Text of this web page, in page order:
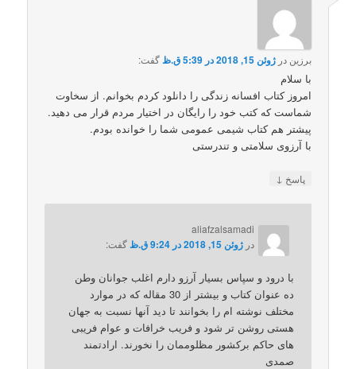
برزین درژوئن 15, 2018 در 5:39 ق.ظ گفت:
با سلام
امروز کتاب افسانه زندگی را دانلود کردم بخوانم. از سخاوت
شماست که کتب خود را رایگان در اختیار مردم قرار می دهید.
پیشتر هم کتاب شیمی عمومی شما را خوانده بودم.
با آرزوی سلامتی و تندرستی
پاسخ ↓
aliafzalsamadi
درژوئن 15, 2018 در 9:24 ق.ظ گفت:
با درود و سپاس بسیار آرزو دارم اغلب جوانان وطن
ده عنوان کتاب و بیشتر از 30 مقاله که در موارد
مختلف نوشته ام را بخوانند تا دید آنها نسبت به جهان
هستی روشن تر شود و فریب خرافات و عوام فریبی
های حاکم برکشور مظلوممان را نخورند. ارادتمند
صمدی